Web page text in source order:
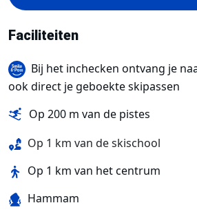
Faciliteiten
Bij het inchecken ontvang je
ook direct je geboekte skipassen
Op 200 m van de pistes
Op 1 km van de skischool
Op 1 km van het centrum
Hammam